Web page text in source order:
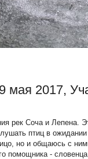
мая 2017,
рек Соча и Лепена.
птиц в
но и общаюсь с
помощника -